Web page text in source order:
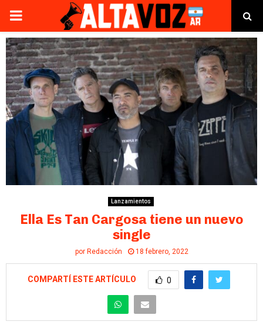
PRIMARY
MENU
Lanzamientos
Ella Es Tan Cargosa tiene un nuevo
single
por Redacción 18 febrero, 2022
COMPARTÍ ESTE ARTÍCULO 0